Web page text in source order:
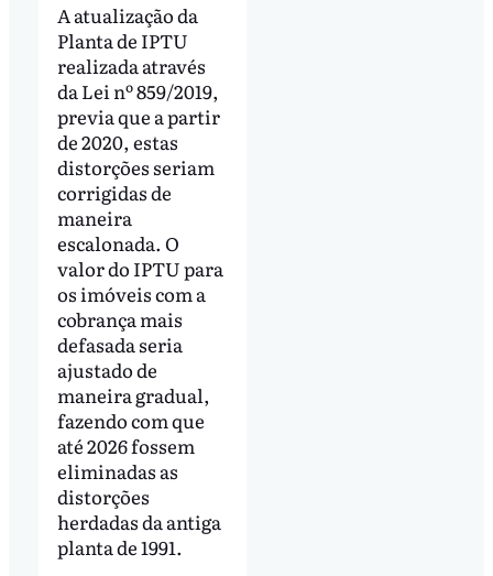
A atualização da
Planta de IPTU
realizada através
da Lei nº 859/2019,
previa que a partir
de 2020, estas
distorções seriam
corrigidas de
maneira
escalonada. O
valor do IPTU para
os imóveis com a
cobrança mais
defasada seria
ajustado de
maneira gradual,
fazendo com que
até 2026 fossem
eliminadas as
distorções
herdadas da antiga
planta de 1991.